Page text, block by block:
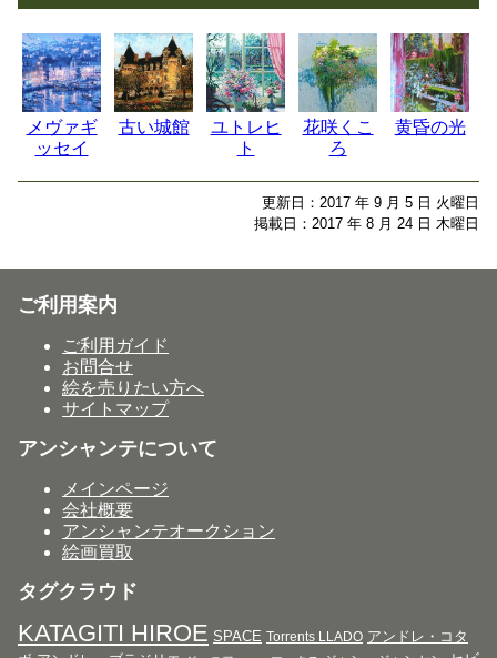
メヴァギ
ッセイ
古い城館
ユトレヒ
ト
花咲くこ
ろ
黄昏の光
更新日：2017 年 9 月 5 日 火曜日
掲載日：2017 年 8 月 24 日 木曜日
ご利用案内
ご利用ガイド
お問合せ
絵を売りたい方へ
サイトマップ
アンシャンテについて
メインページ
会社概要
アンシャンテオークション
絵画買取
タグクラウド
KATAGITI HIROE SPACE Torrents LLADO アンドレ・コタ